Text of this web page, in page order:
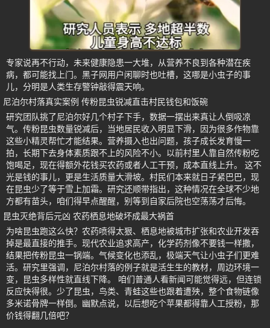
专家说再不行动，未来健康隐患一大堆，从营养不良到各种潜在疾
病，都可能找上门。黑子网用户闲聊时也吐槽，这哪是小虫子的事
儿，分明是人类生存警钟敲得震天响。
尼泊尔村落真实案例 传粉昆虫锐减直击村民钱包和饭碗
研究团队挑了尼泊尔好几个村子下手，数据一摆出来真让人倒吸凉
气。传粉昆虫数量锐减后，当地居民收入明显下滑，因为很多作物靠
这些小精灵帮忙才能结果。营养摄入也出问题，孩子成长发育慢一
拍，长期下去身体素质跟不上的风险不小。以前村里人靠自然传粉吃
饱喝足，现在得额外花钱买农药或者人工干预，成本直线上升。 这不
光是钱的事儿，更是生活质量大滑坡。村民们本来就日子紧巴巴，现
在昆虫少了等于雪上加霜。研究还顺带指出，这种情况在全球不少地
方都有苗头，咱们得早点醒醒，别等到自家后院也空荡荡才后悔。
昆虫灭绝背后元凶 农药栖息地破坏成最大祸首
为啥昆虫跑这么快？农药喷得太狠、栖息地被城市扩张和农业开发吞
掉是最直接的推手。现代农业追求高产，化学药剂像不要钱一样撒，
结果把传粉昆虫一锅端。气候变化也添乱，极端天气让小虫子们更难
活。研究里强调，尼泊尔村落的例子就是活生生的教材，周边环境一
变，昆虫多样性就直线下降。 咱们普通人看新闻可能觉得远，但连锁
反应快得很。少了昆虫，鸟类、青蛙这些也跟着遭殃，整个食物链像
多米诺骨牌一样倒。幽默点说，以后想吃个苹果都得靠人工授粉，那
价钱得翻几倍吧？